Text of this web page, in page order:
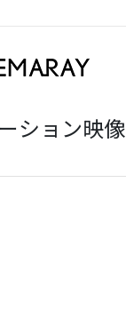
ション映像